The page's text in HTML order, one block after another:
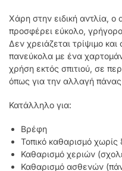
Χάρη στην ειδική αντλία, ο
προσφέρει εύκολο,
Δεν χρειάζεται τρίψιμο
πανεύκολα με ένα
χρήση εκτός σπιτιού, σε
όπως για την αλλαγή πάνας
Κατάλληλο για:
Βρέφη
Τοπικό καθαρισμό
Καθαρισμό χεριών
Καθαρισμό ασθενών